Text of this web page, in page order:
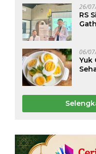
26/
RS
06/
Yuk